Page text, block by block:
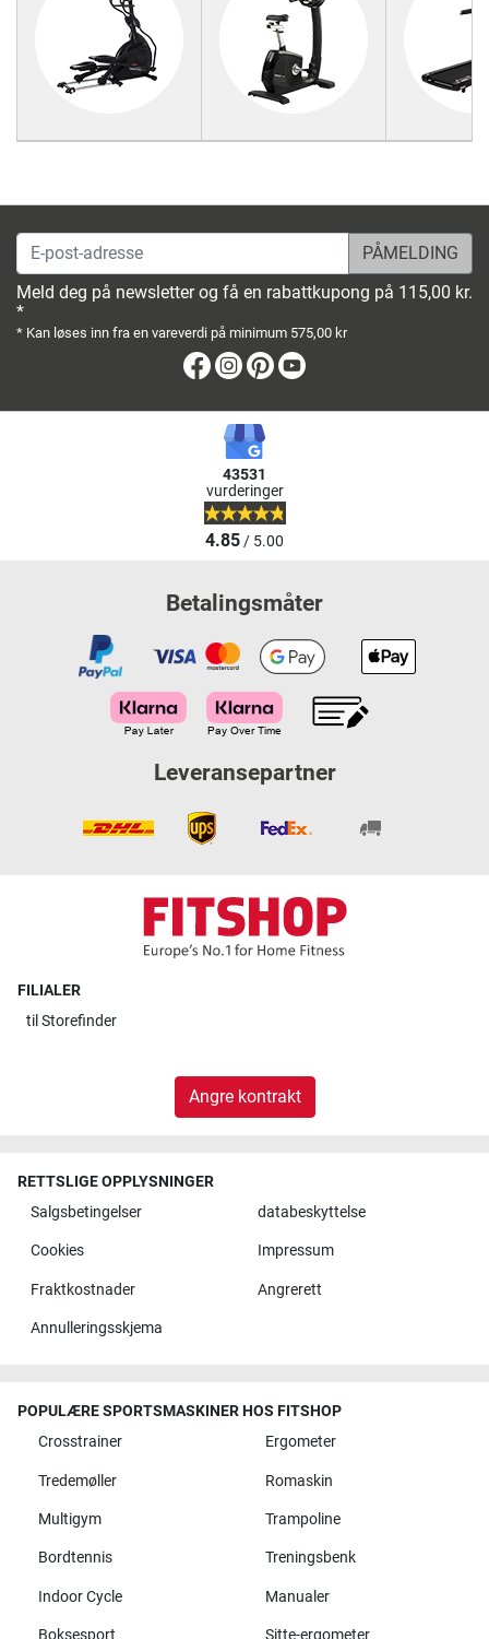
E-post-adresse
Meld deg på newsletter og få en rabattkupong på 115,00 kr.
*
* Kan løses inn fra en vareverdi på minimum 575,00 kr
Facebook
Instagram
Pinterest
43531
vurderinger
4.85/ 5.00
Betalingsmåter
Leveransepartner
FILIALER
tilStorefinder
Angre kontrakt
RETTSLIGE OPPLYSNINGER
Salgsbetingelser
databeskyttelse
Cookies Impressum
Fraktkostnader Angrerett
Annulleringsskjema
POPULÆRE SPORTSMASKINER HOS FITSHOP
Crosstrainer
Ergometer
Tredemøller Romaskin
Multigym Trampoline
Bordtennis Treningsbenk
Indoor Cycle Manualer